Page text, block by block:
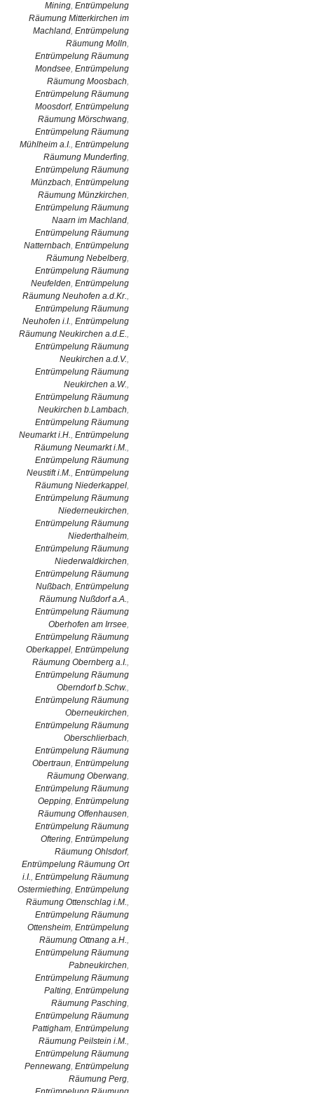
Mining, Entrümpelung
Räumung Mitterkirchen im
Machland, Entrümpelung
Räumung Molln,
Entrümpelung Räumung
Mondsee, Entrümpelung
Räumung Moosbach,
Entrümpelung Räumung
Moosdorf, Entrümpelung
Räumung Mörschwang,
Entrümpelung Räumung
Mühlheim a.I., Entrümpelung
Räumung Munderfing,
Entrümpelung Räumung
Münzbach, Entrümpelung
Räumung Münzkirchen,
Entrümpelung Räumung
Naarn im Machland,
Entrümpelung Räumung
Natternbach, Entrümpelung
Räumung Nebelberg,
Entrümpelung Räumung
Neufelden, Entrümpelung
Räumung Neuhofen a.d.Kr.,
Entrümpelung Räumung
Neuhofen i.I., Entrümpelung
Räumung Neukirchen a.d.E.,
Entrümpelung Räumung
Neukirchen a.d.V.,
Entrümpelung Räumung
Neukirchen a.W.,
Entrümpelung Räumung
Neukirchen b.Lambach,
Entrümpelung Räumung
Neumarkt i.H., Entrümpelung
Räumung Neumarkt i.M.,
Entrümpelung Räumung
Neustift i.M., Entrümpelung
Räumung Niederkappel,
Entrümpelung Räumung
Niederneukirchen,
Entrümpelung Räumung
Niederthalheim,
Entrümpelung Räumung
Niederwaldkirchen,
Entrümpelung Räumung
Nußbach, Entrümpelung
Räumung Nußdorf a.A.,
Entrümpelung Räumung
Oberhofen am Irrsee,
Entrümpelung Räumung
Oberkappel, Entrümpelung
Räumung Obernberg a.I.,
Entrümpelung Räumung
Oberndorf b.Schw.,
Entrümpelung Räumung
Oberneukirchen,
Entrümpelung Räumung
Oberschlierbach,
Entrümpelung Räumung
Obertraun, Entrümpelung
Räumung Oberwang,
Entrümpelung Räumung
Oepping, Entrümpelung
Räumung Offenhausen,
Entrümpelung Räumung
Oftering, Entrümpelung
Räumung Ohlsdorf,
Entrümpelung Räumung Ort
i.I., Entrümpelung Räumung
Ostermiething, Entrümpelung
Räumung Ottenschlag i.M.,
Entrümpelung Räumung
Ottensheim, Entrümpelung
Räumung Ottnang a.H.,
Entrümpelung Räumung
Pabneukirchen,
Entrümpelung Räumung
Palting, Entrümpelung
Räumung Pasching,
Entrümpelung Räumung
Pattigham, Entrümpelung
Räumung Peilstein i.M.,
Entrümpelung Räumung
Pennewang, Entrümpelung
Räumung Perg,